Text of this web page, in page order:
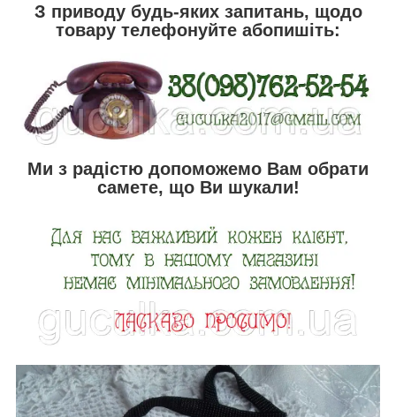
З приводу будь-яких запитань, щодо
товару телефонуйте абопишіть:
Ми з радістю допоможемо Вам обрати
самете, що Ви шукали!